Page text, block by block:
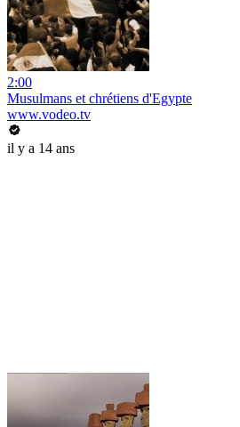
2:00
Musulmans et chrétiens d'Egypte
www.vodeo.tv
il y a 14 ans